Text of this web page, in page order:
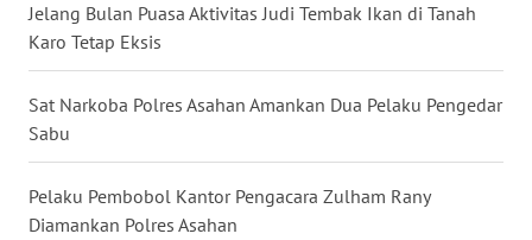
Jelang Bulan Puasa Aktivitas Judi Tembak Ikan di Tanah
Karo Tetap Eksis
Sat Narkoba Polres Asahan Amankan Dua Pelaku Pengedar
Sabu
Pelaku Pembobol Kantor Pengacara Zulham Rany
Diamankan Polres Asahan
WN
NIAS
LANGKAT
WN